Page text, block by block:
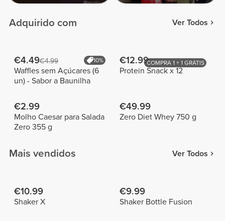
Adquirido com Ver Todos
€4.49€4.99 10%
Waffles sem Açúcares (6
un) - Sabor a Baunilha
COMPRA 1 + 1 GRÁTIS
€12.99
Protein Snack x 12
€2.99
Molho Caesar para Salada
Zero 355 g
€49.99
Zero Diet Whey 750 g
Mais vendidos Ver Todos
€10.99
Shaker X
€9.99
Shaker Bottle Fusion